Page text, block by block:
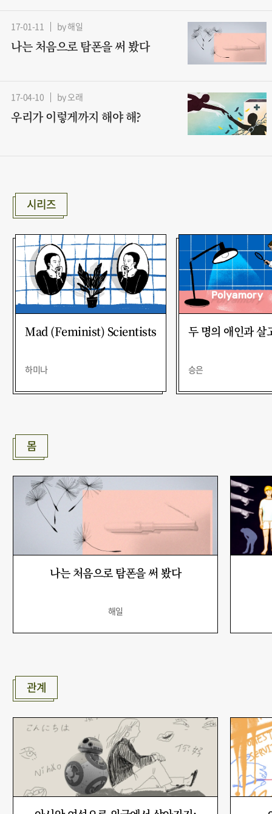
17-01-11 by 해일
나는 처음으로 탐폰을 써 봤다
17-04-10 by 오래
우리가 이렇게까지 해야 해?
시리즈
Mad (Feminist) Scientists
하미나
두 명의 애인과 살
승은
몸
나는 처음으로 탐폰을 써 봤다
해일
관계